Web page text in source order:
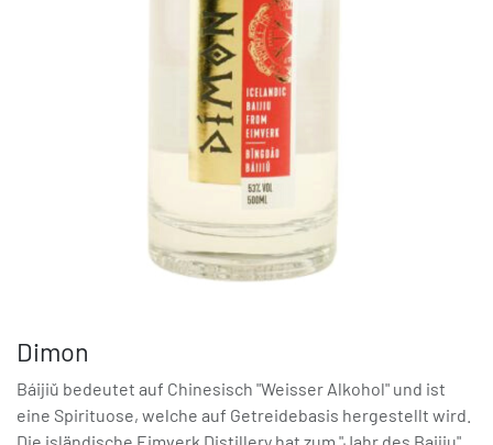
Dimon
Báijiǔ bedeutet auf Chinesisch "Weisser Alkohol" und ist
eine Spirituose, welche auf Getreidebasis hergestellt wird.